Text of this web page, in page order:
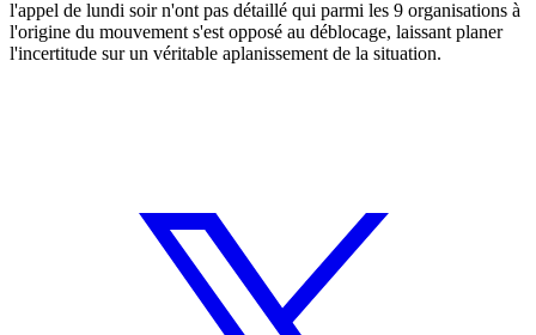
l'appel de lundi soir n'ont pas détaillé qui parmi les 9 organisations à
l'origine du mouvement s'est opposé au déblocage, laissant planer
l'incertitude sur un véritable aplanissement de la situation.